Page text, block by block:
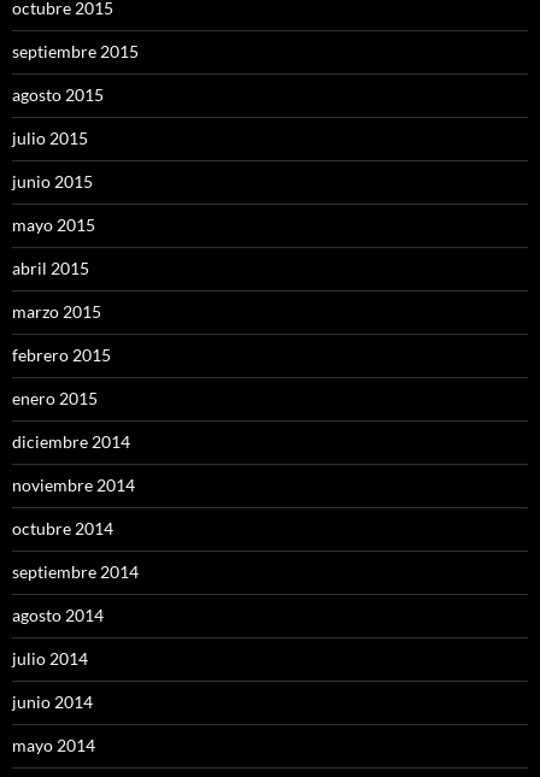
octubre 2015
septiembre 2015
agosto 2015
julio 2015
junio 2015
mayo 2015
abril 2015
marzo 2015
febrero 2015
enero 2015
diciembre 2014
noviembre 2014
octubre 2014
septiembre 2014
agosto 2014
julio 2014
junio 2014
mayo 2014